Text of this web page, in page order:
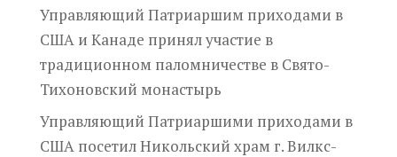
Управляющий Патриаршим приходами в
США и Канаде принял участие в
традиционном паломничестве в Свято-
Тихоновский монастырь
Управляющий Патриаршими приходами в
США посетил Никольский храм г. Вилкс-